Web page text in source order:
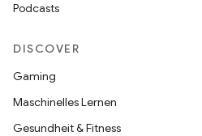
Podcasts
DISCOVER
Gaming
Maschinelles Lernen
Gesundheit & Fitness